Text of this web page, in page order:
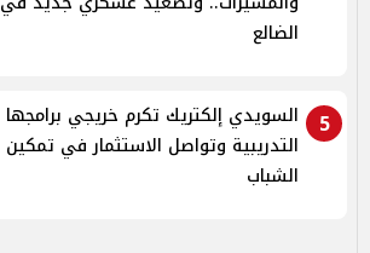
الضالع
5
السويدي إلكتريك تكرم خريجي برامجها
التدريبية وتواصل الاستثمار في تمكين
الشباب